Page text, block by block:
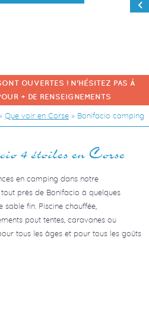
OUVERTES ! N'HÉSITEZ PAS À
+ DE RENSEIGNEMENTS
Que voir en Corse » Bonifacio camping
4 étoiles en Corse
en camping dans notre
près de Bonifacio à quelques
fin. Piscine chauffée,
pout tentes, caravanes ou
tous les âges et pour tous les goûts